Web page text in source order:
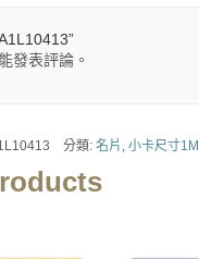
發表評論。
分類:名片 ,小卡尺寸1M